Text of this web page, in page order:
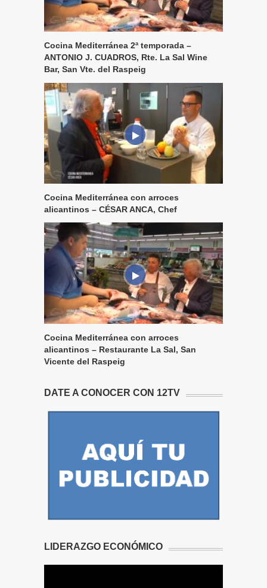
Cocina Mediterránea 2ª temporada –
ANTONIO J. CUADROS, Rte. La Sal Wine
Bar, San Vte. del Raspeig
Cocina Mediterránea con arroces
alicantinos – CÉSAR ANCA, Chef
Cocina Mediterránea con arroces
alicantinos – Restaurante La Sal, San
Vicente del Raspeig
DATE A CONOCER CON 12TV
LIDERAZGO ECONÓMICO